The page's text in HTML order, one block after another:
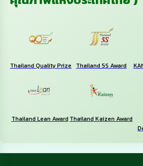
Thailand Quality Prize Thailand 5S Award
Thailand Lean Award Thailand Kaizen Award